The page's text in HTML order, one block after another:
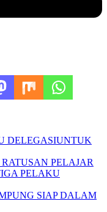
DELEGASIUNTUK
PELAJAR
PELAKU
SIAP DALAM